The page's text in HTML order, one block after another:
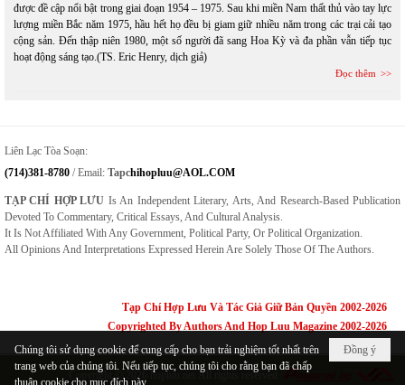
được đề cập nổi bật trong giai đoạn 1954 – 1975. Sau khi miền Nam thất thủ vào tay lực
lượng miền Bắc năm 1975, hầu hết họ đều bị giam giữ nhiều năm trong các trại cải tạo
cộng sản. Đến thập niên 1980, một số người đã sang Hoa Kỳ và đa phần vẫn tiếp tục
hoạt động sáng tạo.(TS. Eric Henry, dịch giả)
Đọc thêm
Liên Lạc Tòa Soạn:
(714)381-8780 / Email: TapcHihopluu@AOL.COM
TẠP CHÍ HỢP LƯU Is An Independent Literary, Arts, And Research-Based Publication
Devoted To Commentary, Critical Essays, And Cultural Analysis.
It Is Not Affiliated With Any Government, Political Party, Or Political Organization.
All Opinions And Interpretations Expressed Herein Are Solely Those Of The Authors.
Tạp Chí Hợp Lưu Và Tác Giả Giữ Bản Quyền 2002-2026
Copyrighted By Authors And Hop Luu Magazine 2002-2026
Copyright © 2026 hopluu.net All rights reserved
Đồng ý
Chúng tôi sử dụng cookie để cung cấp cho bạn trải nghiệm tốt nhất trên
trang web của chúng tôi. Nếu tiếp tục, chúng tôi cho rằng bạn đã chấp
thuận cookie cho mục đích này.